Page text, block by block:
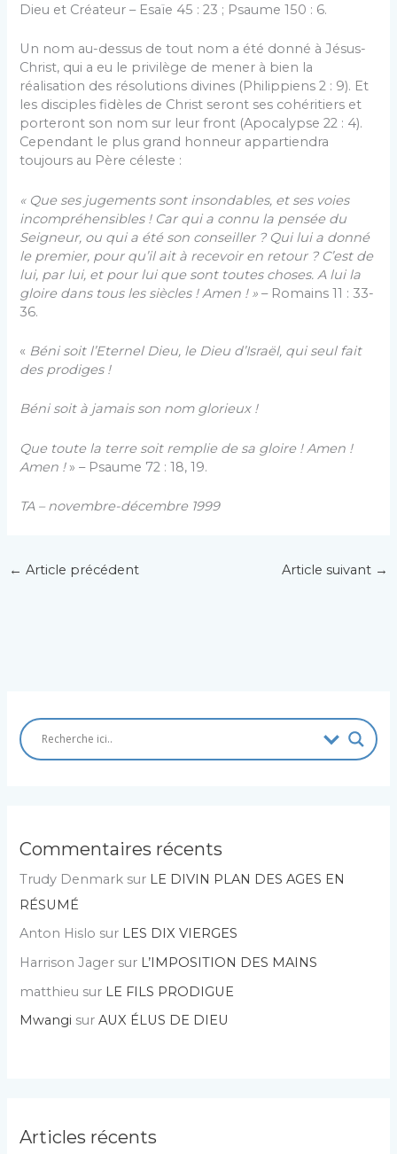
Dieu et Créateur – Esaïe 45 : 23 ; Psaume 150 : 6.
Un nom au-dessus de tout nom a été donné à Jésus-
Christ, qui a eu le privilège de mener à bien la
réalisation des résolutions divines (Philippiens 2 : 9). Et
les disciples fidèles de Christ seront ses cohéritiers et
porteront son nom sur leur front (Apocalypse 22 : 4).
Cependant le plus grand honneur appartiendra
toujours au Père céleste :
« Que ses jugements sont insondables, et ses voies
incompréhensibles ! Car qui a connu la pensée du
Seigneur, ou qui a été son conseiller ? Qui lui a donné
le premier, pour qu’il ait à recevoir en retour ? C’est de
lui, par lui, et pour lui que sont toutes choses. A lui la
gloire dans tous les siècles ! Amen ! » – Romains 11 : 33-
36.
« Béni soit l’Eternel Dieu, le Dieu d’Israël, qui seul fait
des prodiges !
Béni soit à jamais son nom glorieux !
Que toute la terre soit remplie de sa gloire ! Amen !
Amen !» – Psaume 72 : 18, 19.
TA – novembre-décembre 1999
← Article précédent Article suivant →
Commentaires récents
Trudy Denmark sur LE DIVIN PLAN DES AGES EN
RÉSUMÉ
Anton Hislo sur LES DIX VIERGES
Harrison Jager sur L’IMPOSITION DES MAINS
matthieu sur LE FILS PRODIGUE
Mwangi surAUX ÉLUS DE DIEU
Articles récents